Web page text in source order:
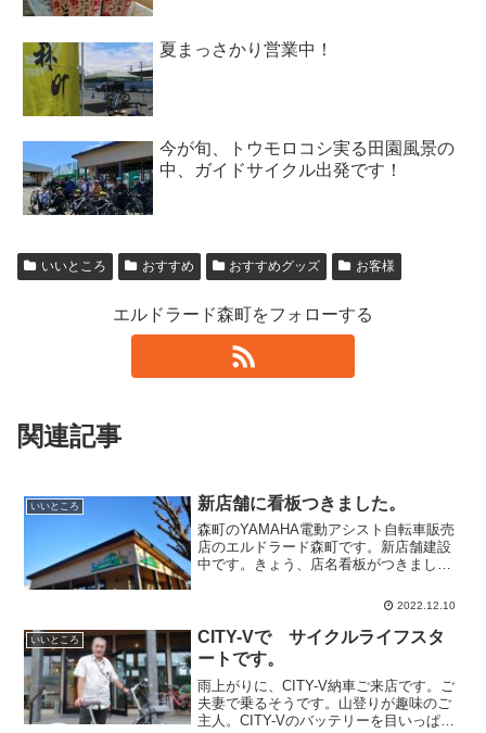
夏まっさかり営業中！
今が旬、トウモロコシ実る田園風景の
中、ガイドサイクル出発です！
いいところ おすすめ おすすめグッズ お客様
エルドラード森町をフォローする
関連記事
いいところ 新店舗に看板つきました。
森町のYAMAHA電動アシスト自転車販売
店のエルドラード森町です。新店舗建設
中です。きょう、店名看板がつきまし
す。｡｡｡｡｡｡｡｡｡｡｡｡｡｡｡｡｡｡｡｡｡｡｡｡｡｡｡｡｡｡｡
2022.12.10
いいところ
CITY-Vで サイクルライフスタ
ートです。
雨上がりに、CITY-V納車ご来店です。ご
夫妻で乗るそうです。山登りが趣味のご
主人。CITY-Vのバッテリーを目いっぱい